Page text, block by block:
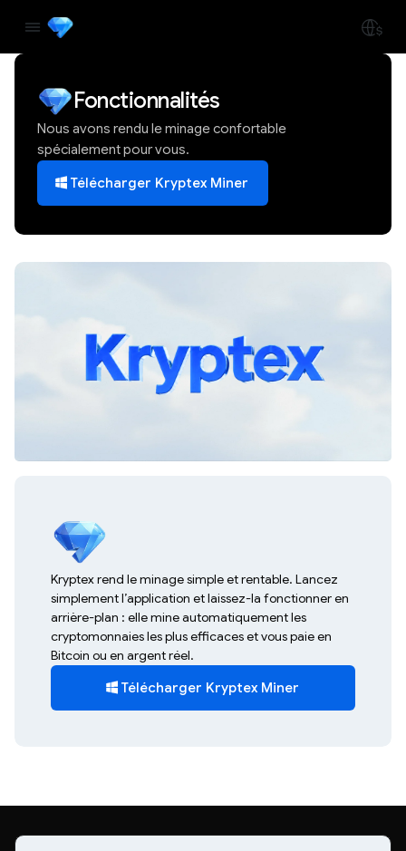
Fonctionnalités
Nous avons rendu le minage confortable
spécialement pour vous.
Télécharger Kryptex Miner
Kryptex rend le minage simple et rentable. Lancez
simplement l’application et laissez-la fonctionner en
arrière-plan : elle mine automatiquement les
cryptomonnaies les plus efficaces et vous paie en
Bitcoin ou en argent réel.
Télécharger Kryptex Miner